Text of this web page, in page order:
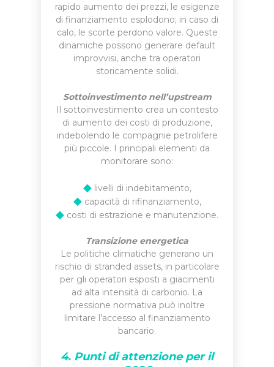
rapido aumento dei prezzi, le esigenze
di finanziamento esplodono; in caso di
calo, le scorte perdono valore. Queste
dinamiche possono generare default
improvvisi, anche tra operatori
storicamente solidi.
Sottoinvestimento nell’upstream
Il sottoinvestimento crea un contesto
di aumento dei costi di produzione,
indebolendo le compagnie petrolifere
più piccole. I principali elementi da
monitorare sono:
◆livelli di indebitamento,
◆capacità di rifinanziamento,
◆ costi di estrazione e manutenzione.
Transizione energetica
Le politiche climatiche generano un
rischio di stranded assets, in particolare
per gli operatori esposti a giacimenti
ad alta intensità di carbonio. La
pressione normativa può inoltre
limitare l’accesso al finanziamento
bancario.
4. Punti di attenzione per il